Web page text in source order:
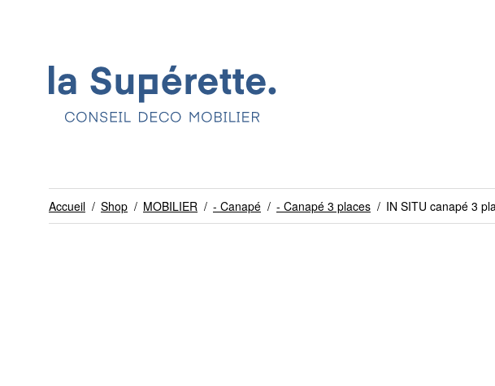
Accueil / Shop / MOBILIER / - Canapé / - Canapé 3 places / IN SITU canapé 3